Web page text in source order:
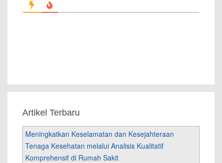
Artikel Terbaru
Meningkatkan Keselamatan dan Kesejahteraan
Tenaga Kesehatan melalui Analisis Kualitatif
Komprehensif di Rumah Sakit